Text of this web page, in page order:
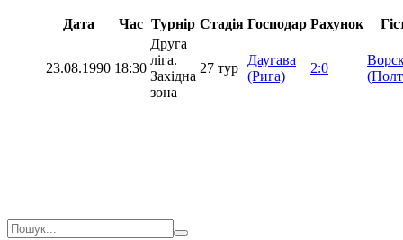
Дата Час Турнір Стадія Господар Рахунок
23.08.1990 18:30
Друга
ліга.
Західна
зона
27 тур
Даугава
(Рига)
2:0